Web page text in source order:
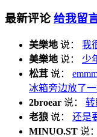
最新评论 给我留
美樂地 说： 我
美樂地 说： 少
松茸 说：
冰箱旁边放了
2broear 说： 转
老狼 说： 还是
MINUO.ST 说：